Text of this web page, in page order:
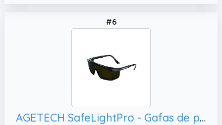
#6
AGETECH SafeLightPro - Gafas de protección para depilación HPL/IPL, Negro